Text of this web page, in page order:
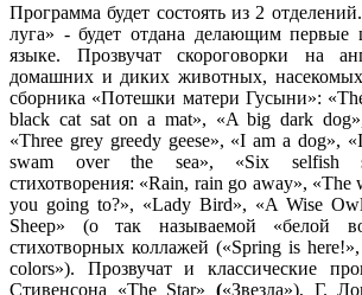
Программа будет состоять из 2
луга» - будет отдана делающим первые
языке. Прозвучат скороговорки на
домашних и диких животных,
сборника «Потешки матери Гусыни»:
black cat sat on a mat», «A big dark
«Three grey greedy geese», «I am a dog»,
swam over the sea», «Six selfish
стихотворения: «Rain, rain go away», «The
you going to?», «Lady Bird», «A Wise
Sheep» (о так называемой «белой
стихотворных коллажей («Spring is
colors»). Прозвучат и классические
Стивенсона «The Star» («Звезда»), Г.